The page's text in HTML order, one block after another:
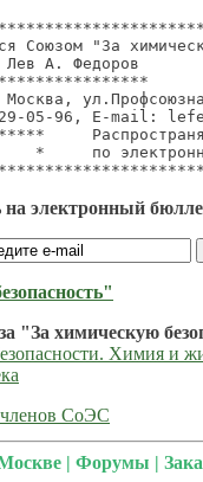
Союзом "За
Лев А.
05-96, E-mail:
*     по
электронный
"За химическую
Химия и
членов СоЭС
| Форумы |